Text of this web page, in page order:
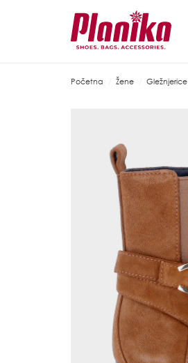
Početna Žene Gležnjerice